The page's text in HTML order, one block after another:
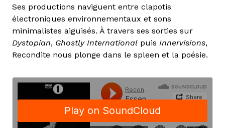
Ses productions naviguent entre clapotis
électroniques environnementaux et sons
minimalistes aiguisés. À travers ses sorties sur
Dystopian, Ghostly International puis Innervisions,
Recondite nous plonge dans le spleen et la poésie.